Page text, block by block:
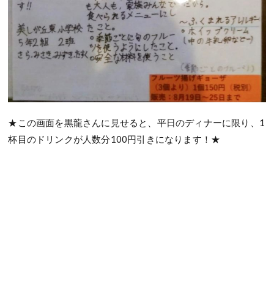
★この画面を黒龍さんに見せると、平日のディナーに限り、1
杯目のドリンクが人数分100円引きになります！★